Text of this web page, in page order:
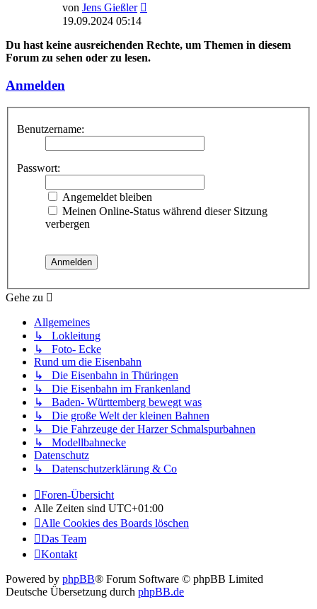
von Jens Gießler
19.09.2024 05:14
Du hast keine ausreichenden Rechte, um Themen in diesem
Forum zu sehen oder zu lesen.
Anmelden
Benutzername:
Passwort:
Angemeldet bleiben
Meinen Online-Status während dieser Sitzung
verbergen
Gehe zu
Allgemeines
↳ Lokleitung
↳ Foto- Ecke
Rund um die Eisenbahn
↳ Die Eisenbahn in Thüringen
↳ Die Eisenbahn im Frankenland
↳ Baden- Württemberg bewegt was
↳ Die große Welt der kleinen Bahnen
↳ Die Fahrzeuge der Harzer Schmalspurbahnen
↳ Modellbahnecke
Datenschutz
↳ Datenschutzerklärung & Co
Foren-Übersicht
Alle Zeiten sind UTC+01:00
Alle Cookies des Boards löschen
Das Team
Kontakt
Powered by phpBB® Forum Software © phpBB Limited
Deutsche Übersetzung durch phpBB.de